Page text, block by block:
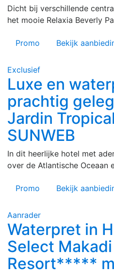
Dicht bij verschillende
het mooie Relaxia Beverly
Promo Bekijk
Exclusief
Luxe en
prachtig
Jardin
SUNWEB
In dit heerlijke hotel met
over de Atlantische Oceaan
Promo Bekijk
Aanrader
Waterpret in
Select
Resort*****